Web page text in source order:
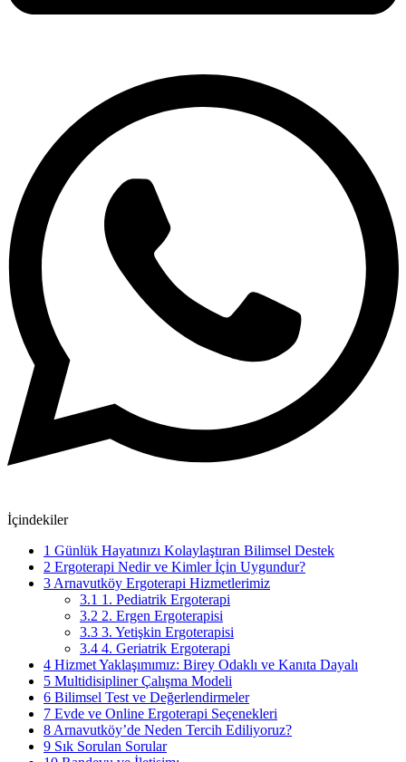
İçindekiler
1 Günlük Hayatınızı Kolaylaştıran Bilimsel Destek
2 Ergoterapi Nedir ve Kimler İçin Uygundur?
3 Arnavutköy Ergoterapi Hizmetlerimiz
3.1 1. Pediatrik Ergoterapi
3.2 2. Ergen Ergoterapisi
3.3 3. Yetişkin Ergoterapisi
3.4 4. Geriatrik Ergoterapi
4 Hizmet Yaklaşımımız: Birey Odaklı ve Kanıta Dayalı
5 Multidisipliner Çalışma Modeli
6 Bilimsel Test ve Değerlendirmeler
7 Evde ve Online Ergoterapi Seçenekleri
8 Arnavutköy’de Neden Tercih Ediliyoruz?
9 Sık Sorulan Sorular